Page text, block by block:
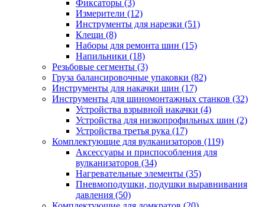
Фиксаторы (3)
Измерители (12)
Инструменты для нарезки (51)
Клещи (8)
Наборы для ремонта шин (15)
Напильники (18)
Резьбовые сегменты (3)
Груза балансировочные упаковки (82)
Инструменты для накачки шин (17)
Инструменты для шиномонтажных станков (32)
Устройства взрывной накачки (4)
Устройства для низкопрофильных шин (2)
Устройства третья рука (17)
Комплектующие для вулканизаторов (119)
Аксессуары и приспособления для
вулканизаторов (34)
Нагревательные элементы (35)
Пневмоподушки, подушки выравнивания
давления (50)